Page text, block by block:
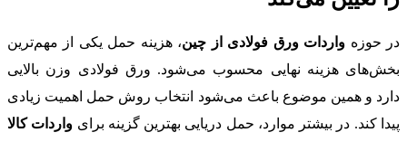
در حوزه واردات ورق فولادی از چین، هزینه حمل یکی از مهم‌ترین
بخش‌های هزینه نهایی محسوب می‌شود. ورق فولادی وزن بالایی
دارد و همین موضوع باعث می‌شود انتخاب روش حمل اهمیت زیادی
پیدا کند. در بیشتر موارد، حمل دریایی بهترین گزینه برای واردات کالا